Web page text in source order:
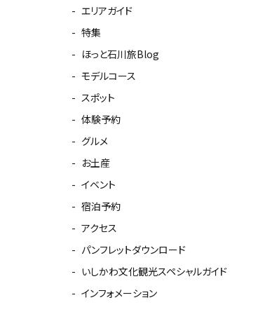
エリアガイド
特集
ほっと石川旅Blog
モデルコース
スポット
体験予約
グルメ
お土産
イベント
宿泊予約
アクセス
パンフレットダウンロード
いしかわ文化観光スペシャルガイド
インフォメーション